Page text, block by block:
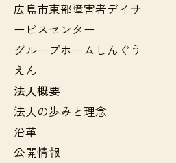
広島市東部障害者デイサ
ービスセンター
グループホームしんぐう
えん
法人概要
法人の歩みと理念
沿革
公開情報